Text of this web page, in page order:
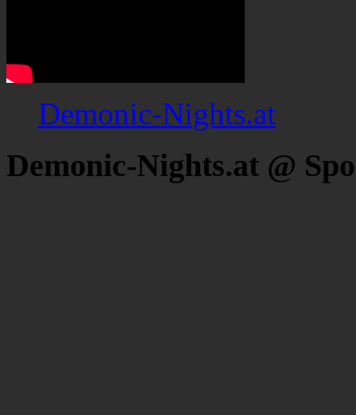
Demonic-Nights.at
Demonic-Nights.at @